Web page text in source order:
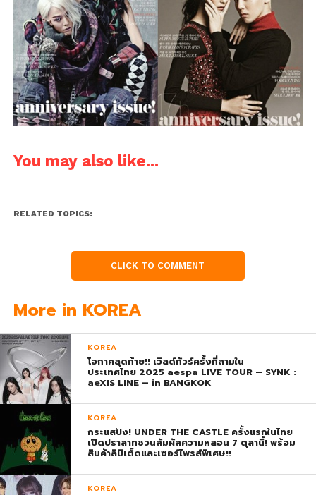
You may also like...
RELATED TOPICS:
CLICK TO COMMENT
More in KOREA
KOREA
โอกาศสุดท้าย!! เวิลด์ทัวร์ครั้งที่สามใน
ประเทศไทย 2025 aespa LIVE TOUR – SYNK :
aeXIS LINE – in BANGKOK
KOREA
กระแสปัง! UNDER THE CASTLE ครั้งแรกในไทย
เปิดปราสาทชวนสัมผัสความหลอน 7 ตุลานี้! พร้อม
สินค้าลิมิเต็ดและเซอร์ไพรส์พิเศษ!!
KOREA